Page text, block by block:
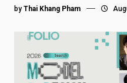
by Thai Khang Pham